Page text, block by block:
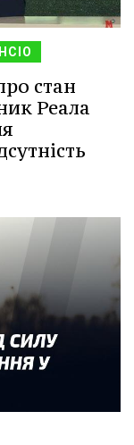
стан
Реала